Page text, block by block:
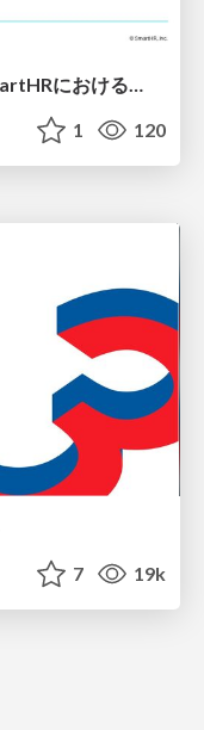
1 120
7 19k